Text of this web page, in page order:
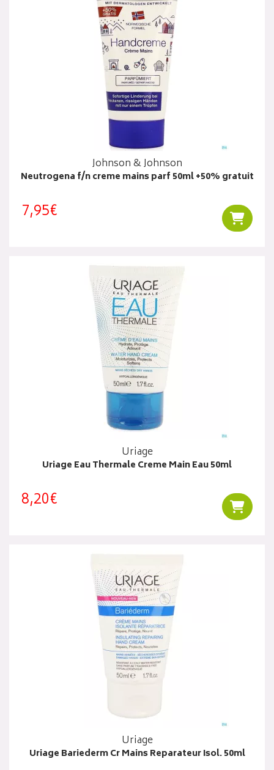
Johnson & Johnson
Neutrogena f/n creme mains parf 50ml +50% gratuit
7,95€
Uriage
Uriage Eau Thermale Creme Main Eau 50ml
8,20€
Uriage
Uriage Bariederm Cr Mains Reparateur Isol. 50ml